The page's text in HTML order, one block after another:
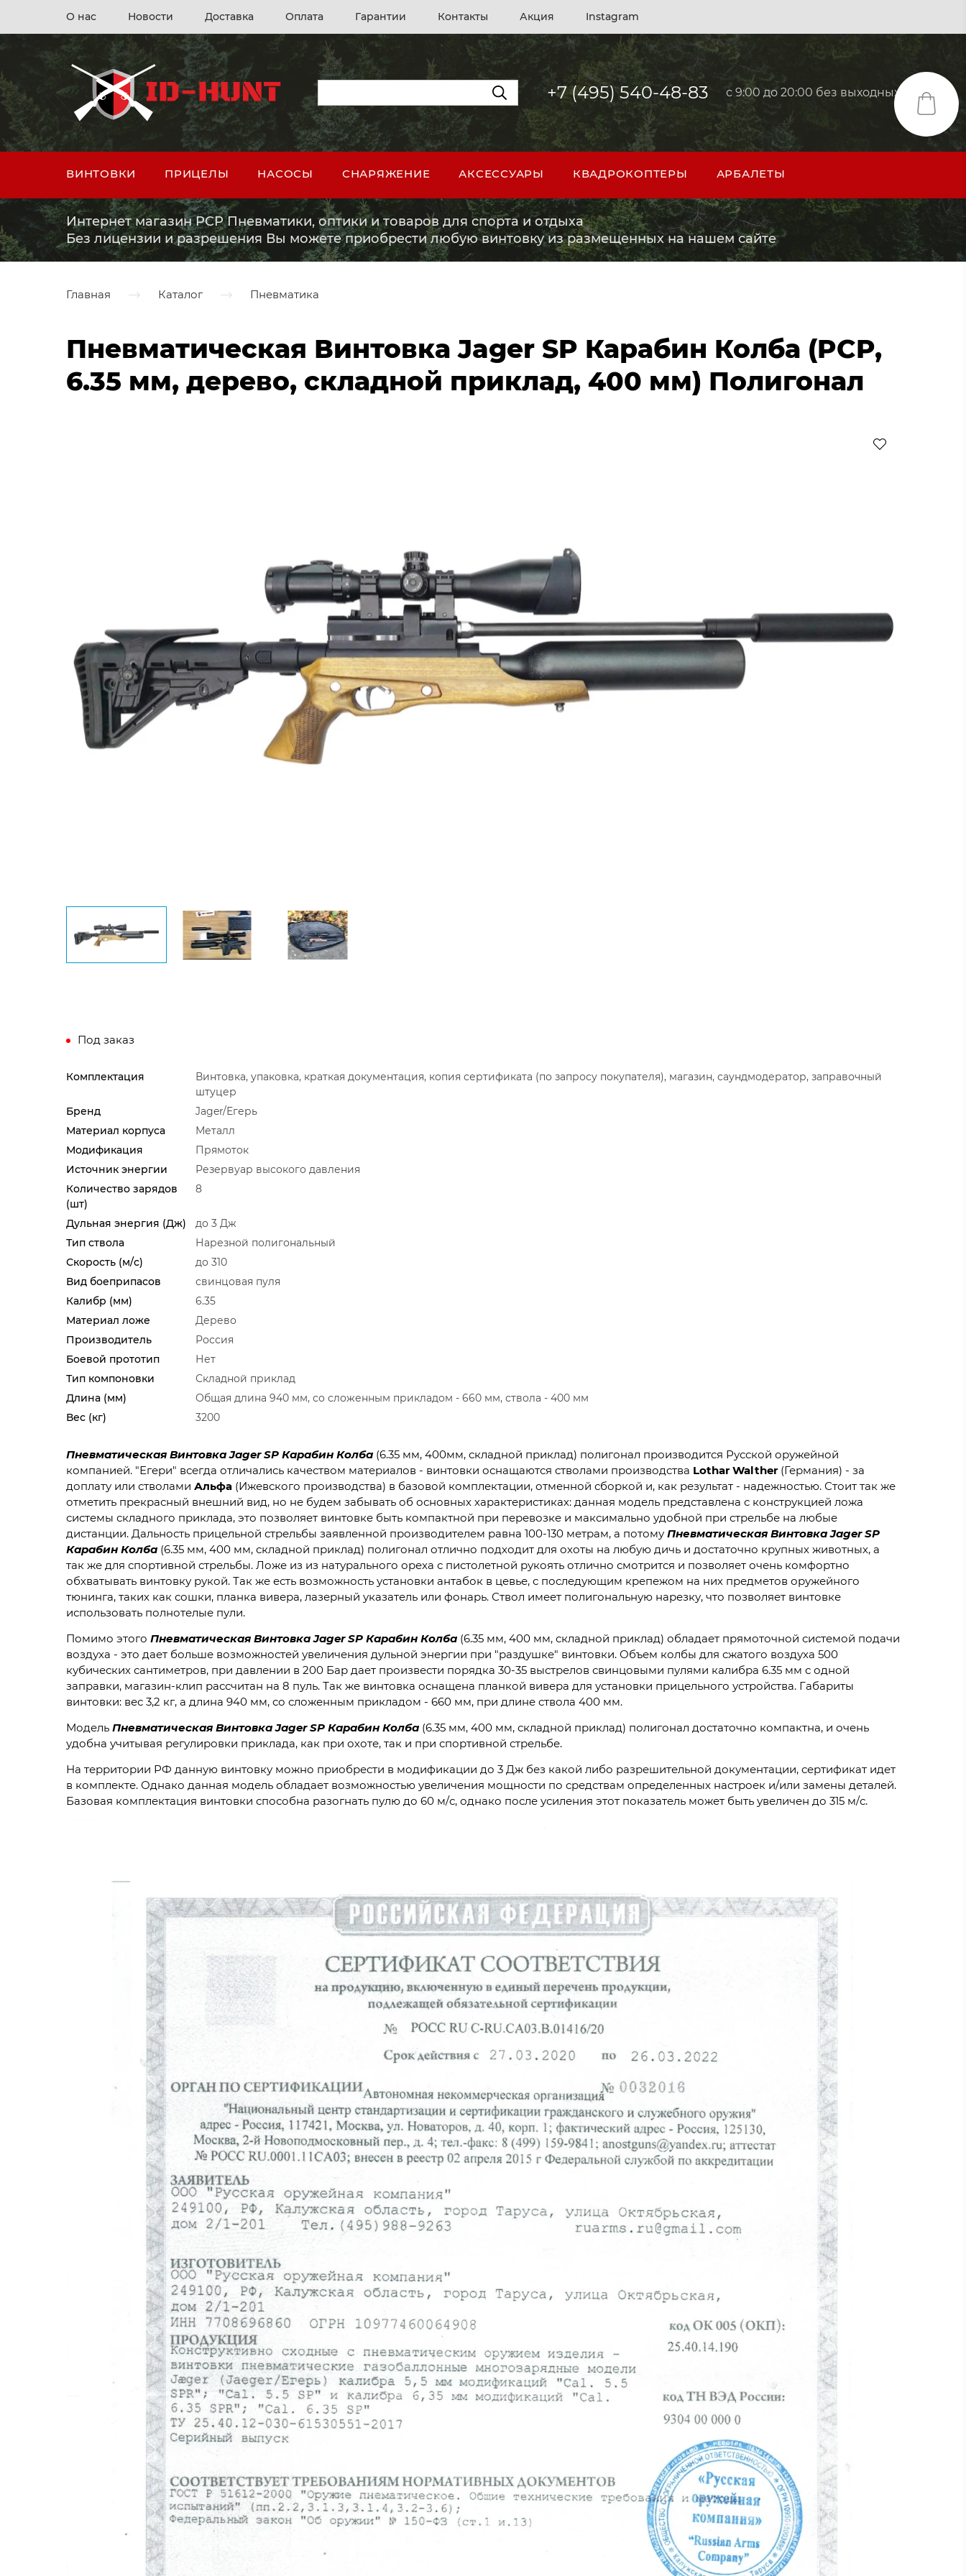
О нас Новости Доставка Оплата Гарантии Контакты Акция Instagram
+7 (495) 540-48-83 с 9:00 до 20:00 без выходных
ВИНТОВКИ ПРИЦЕЛЫ НАСОСЫ СНАРЯЖЕНИЕ АКСЕССУАРЫ КВАДРОКОПТЕРЫ АРБАЛЕТЫ
Интернет магазин PCP Пневматики, оптики и товаров для спорта и отдыха
Без лицензии и разрешения Вы можете приобрести любую винтовку из размещенных на нашем сайте
Главная Каталог Пневматика
Пневматическая Винтовка Jager SP Карабин Колба (PCP,
6.35 мм, дерево, складной приклад, 400 мм) Полигонал
Под заказ
Комплектация
Винтовка, упаковка, краткая документация, копия сертификата (по запросу покупателя), магазин, саундмодератор, заправочный
штуцер
Бренд
Jager/Егерь
Материал корпуса
Металл
Модификация
Прямоток
Источник энергии
Резервуар высокого давления
Количество зарядов
(шт)
8
Дульная энергия (Дж)
до 3 Дж
Тип ствола
Нарезной полигональный
Скорость (м/с)
до 310
Вид боеприпасов
свинцовая пуля
Калибр (мм)
6.35
Материал ложе
Дерево
Производитель
Россия
Боевой прототип
Нет
Тип компоновки
Складной приклад
Длина (мм)
Общая длина 940 мм, со сложенным прикладом - 660 мм, ствола - 400 мм
Вес (кг)
3200
Пневматическая Винтовка Jager SP Карабин Колба (6.35 мм, 400мм, складной приклад) полигонал производится Русской оружейной
компанией. "Егери" всегда отличались качеством материалов - винтовки оснащаются стволами производства Lothar Walther (Германия) - за
доплату или стволами Альфа (Ижевского производства) в базовой комплектации, отменной сборкой и, как результат - надежностью. Стоит так же
отметить прекрасный внешний вид, но не будем забывать об основных характеристиках: данная модель представлена с конструкцией ложа
системы складного приклада, это позволяет винтовке быть компактной при перевозке и максимально удобной при стрельбе на любые
дистанции. Дальность прицельной стрельбы заявленной производителем равна 100-130 метрам, а потому Пневматическая Винтовка Jager SP
Карабин Колба (6.35 мм, 400 мм, складной приклад) полигонал отлично подходит для охоты на любую дичь и достаточно крупных животных, а
так же для спортивной стрельбы. Ложе из из натурального ореха с пистолетной рукоять отлично смотрится и позволяет очень комфортно
обхватывать винтовку рукой. Так же есть возможность установки антабок в цевье, с последующим крепежом на них предметов оружейного
тюнинга, таких как сошки, планка вивера, лазерный указатель или фонарь. Ствол имеет полигональную нарезку, что позволяет винтовке
использовать полнотелые пули.
Помимо этого Пневматическая Винтовка Jager SP Карабин Колба (6.35 мм, 400 мм, складной приклад) обладает прямоточной системой подачи
воздуха - это дает больше возможностей увеличения дульной энергии при "раздушке" винтовки. Объем колбы для сжатого воздуха 500
кубических сантиметров, при давлении в 200 Бар дает произвести порядка 30-35 выстрелов свинцовыми пулями калибра 6.35 мм с одной
заправки, магазин-клип рассчитан на 8 пуль. Так же винтовка оснащена планкой вивера для установки прицельного устройства. Габариты
винтовки: вес 3,2 кг, а длина 940 мм, со сложенным прикладом - 660 мм, при длине ствола 400 мм.
Модель Пневматическая Винтовка Jager SP Карабин Колба (6.35 мм, 400 мм, складной приклад) полигонал достаточно компактна, и очень
удобна учитывая регулировки приклада, как при охоте, так и при спортивной стрельбе.
На территории РФ данную винтовку можно приобрести в модификации до 3 Дж без какой либо разрешительной документации, сертификат идет
в комплекте. Однако данная модель обладает возможностью увеличения мощности по средствам определенных настроек и/или замены деталей.
Базовая комплектация винтовки способна разогнать пулю до 60 м/с, однако после усиления этот показатель может быть увеличен до 315 м/с.